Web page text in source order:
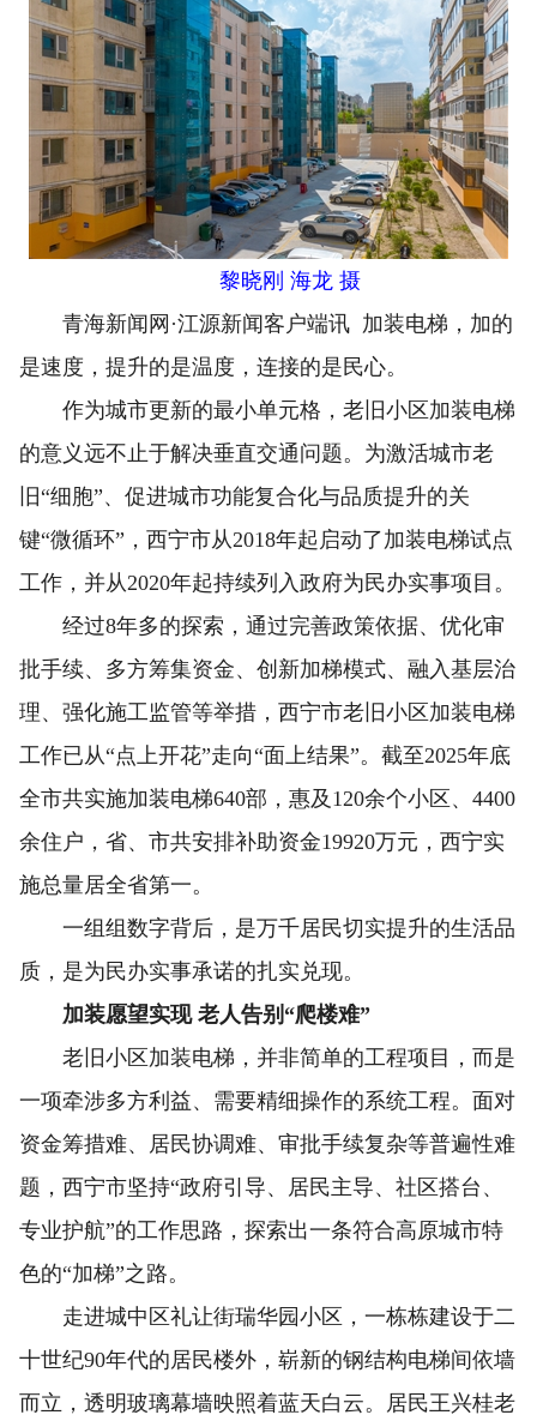
黎晓刚 海龙 摄
青海新闻网·江源新闻客户端讯 加装电梯，加的
是速度，提升的是温度，连接的是民心。
作为城市更新的最小单元格，老旧小区加装电梯
的意义远不止于解决垂直交通问题。为激活城市老
旧“细胞”、促进城市功能复合化与品质提升的关
键“微循环”，西宁市从2018年起启动了加装电梯试点
工作，并从2020年起持续列入政府为民办实事项目。
经过8年多的探索，通过完善政策依据、优化审
批手续、多方筹集资金、创新加梯模式、融入基层治
理、强化施工监管等举措，西宁市老旧小区加装电梯
工作已从“点上开花”走向“面上结果”。截至2025年底
全市共实施加装电梯640部，惠及120余个小区、4400
余住户，省、市共安排补助资金19920万元，西宁实
施总量居全省第一。
一组组数字背后，是万千居民切实提升的生活品
质，是为民办实事承诺的扎实兑现。
加装愿望实现 老人告别“爬楼难”
老旧小区加装电梯，并非简单的工程项目，而是
一项牵涉多方利益、需要精细操作的系统工程。面对
资金筹措难、居民协调难、审批手续复杂等普遍性难
题，西宁市坚持“政府引导、居民主导、社区搭台、
专业护航”的工作思路，探索出一条符合高原城市特
色的“加梯”之路。
走进城中区礼让街瑞华园小区，一栋栋建设于二
十世纪90年代的居民楼外，崭新的钢结构电梯间依墙
而立，透明玻璃幕墙映照着蓝天白云。居民王兴桂老